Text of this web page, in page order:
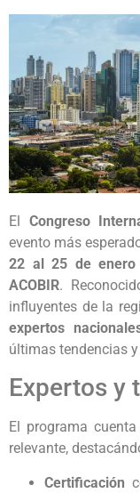
El Congreso
evento más
22 al 25 de enero
ACOBIR.
influyentes de la
expertos
últimas tendencias
Expertos y
El programa
relevante,
Certificación